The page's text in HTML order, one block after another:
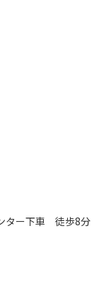
ター下車 徒歩8分